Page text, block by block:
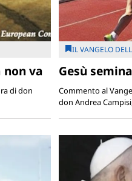
va
di don
IL VANGELO
Gesù
Commento al
don Andrea